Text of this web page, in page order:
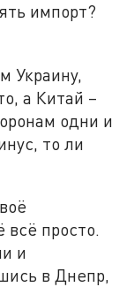
импорт?
Украину,
а Китай –
одни и
то ли
всё просто.
и
в Днепр,